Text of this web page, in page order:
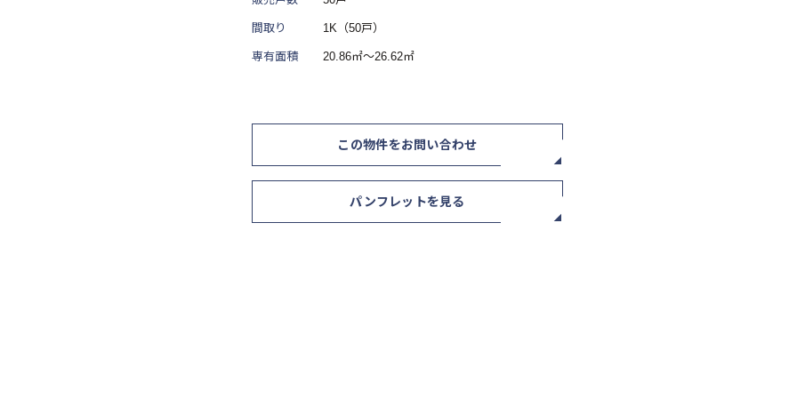
間取り 1K（50戸）
専有面積 20.86㎡～26.62㎡
この物件をお問い合わせ
パンフレットを見る